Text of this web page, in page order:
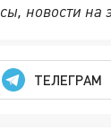
новости на
ТЕЛЕГРАМ